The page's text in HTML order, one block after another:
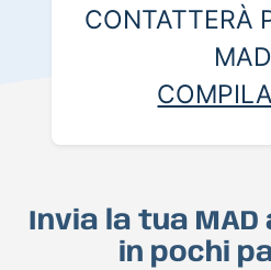
CONTATTERÀ
Invia la tua MAD
in pochi